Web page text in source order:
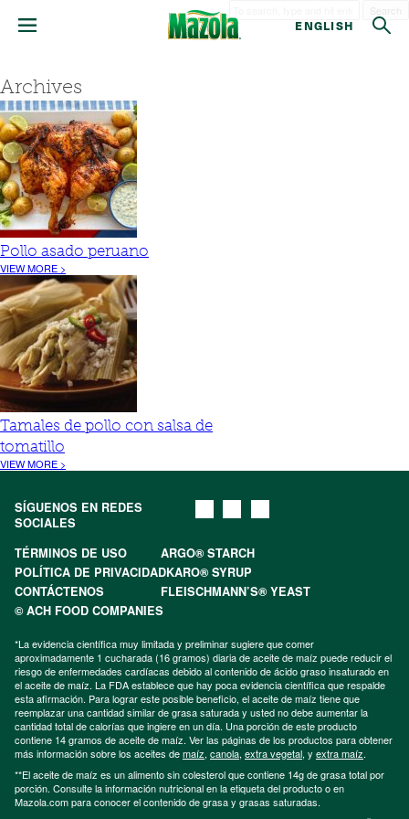
ENGLISH
Archives
Pollo asado peruano
VIEW MORE >
Tamales de pollo con salsa de
tomatillo
VIEW MORE >
SÍGUENOS EN REDES
SOCIALES
TÉRMINOS DE USO
ARGO® STARCH
POLÍTICA DE PRIVACIDADKARO® SYRUP
CONTÁCTENOS
FLEISCHMANN’S® YEAST
© ACH FOOD COMPANIES
*La evidencia científica muy limitada y preliminar sugiere que comer
aproximadamente 1 cucharada (16 gramos) diaria de aceite de maíz puede reducir el
riesgo de enfermedades cardíacas debido al contenido de ácido graso insaturado en
el aceite de maíz. La FDA establece que hay poca evidencia científica que respalde
esta afirmación. Para lograr este posible beneficio, el aceite de maíz tiene que
reemplazar una cantidad similar de grasa saturada y usted no debe aumentar la
cantidad total de calorías que ingiere en un día. Una porción de este producto
contiene 14 gramos de aceite de maíz. Ver las páginas de los productos para obtener
más información sobre los aceites demaíz, canola, extra vegetal, y extra maíz.
**El aceite de maíz es un alimento sin colesterol que contiene 14g de grasa total por
porción. Consulte la información nutricional en la etiqueta del producto o en
Mazola.com para conocer el contenido de grasa y grasas saturadas.